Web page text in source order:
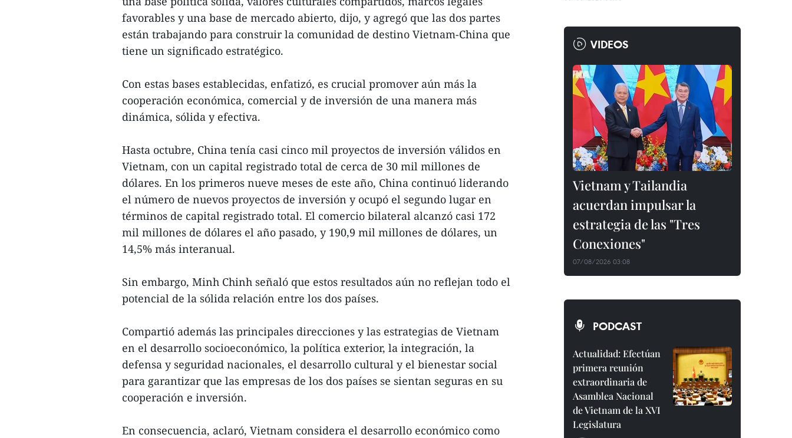
favorables y una base de mercado abierto, dijo, y agregó que las dos partes
están trabajando para construir la comunidad de destino Vietnam-China que
tiene un significado estratégico.
Con estas bases establecidas, enfatizó, es crucial promover aún más la
cooperación económica, comercial y de inversión de una manera más
dinámica, sólida y efectiva.
Hasta octubre, China tenía casi cinco mil proyectos de inversión válidos en
Vietnam, con un capital registrado total de cerca de 30 mil millones de
dólares. En los primeros nueve meses de este año, China continuó liderando
el número de nuevos proyectos de inversión y ocupó el segundo lugar en
términos de capital registrado total. El comercio bilateral alcanzó casi 172
mil millones de dólares el año pasado, y 190,9 mil millones de dólares, un
14,5% más interanual.
Sin embargo, Minh Chinh señaló que estos resultados aún no reflejan todo el
potencial de la sólida relación entre los dos países.
Compartió además las principales direcciones y las estrategias de Vietnam
en el desarrollo socioeconómico, la política exterior, la integración, la
defensa y seguridad nacionales, el desarrollo cultural y el bienestar social
para garantizar que las empresas de los dos países se sientan seguras en su
cooperación e inversión.
En consecuencia, aclaró, Vietnam considera el desarrollo económico como
VIDEOS
Vietnam y Tailandia
acuerdan impulsar la
estrategia de las "Tres
Conexiones"
07/08/2026 03:08
PODCAST
Actualidad: Efectúan
primera reunión
extraordinaria de
Asamblea Nacional
de Vietnam de la XVI
Legislatura